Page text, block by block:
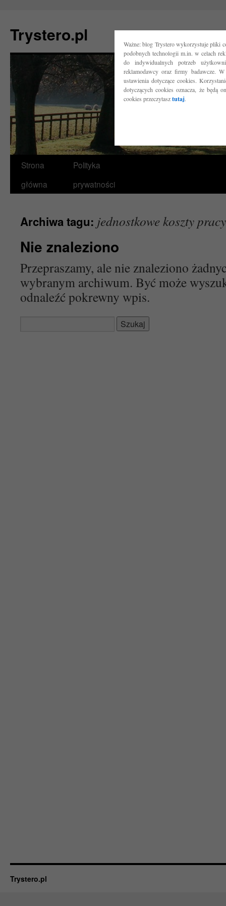
Ważne: blog Trystero wykorzystuje pliki
podobnych technologii m.in. w celach
do indywidualnych potrzeb
reklamodawcy oraz firmy badawcze.
ustawienia dotyczące cookies.
dotyczących cookies oznacza, że będą
cookies przeczytasztutaj.
Trystero.pl
Przejdź
do
Strona
główna
Polityka
prywatności
Archiwa tagu: jednostkowe koszty pracy
Nie znaleziono
Przepraszamy, ale nie znaleziono
wybranym archiwum. Być może
odnaleźć pokrewny wpis.
Trystero.pl